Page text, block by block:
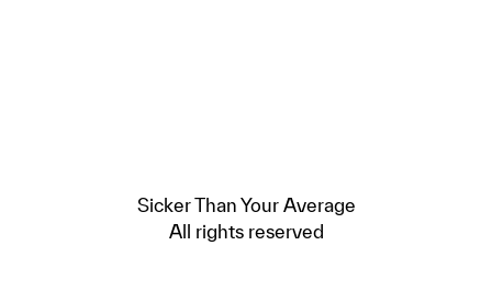
Sicker Than Your Average
All rights reserved